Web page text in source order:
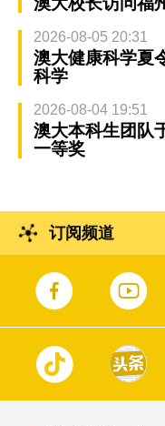
2026-08-05 20:31
澳大健康科学夏
科学
2026-08-04 19:51
澳大本科生团队
一等奖
订阅频道